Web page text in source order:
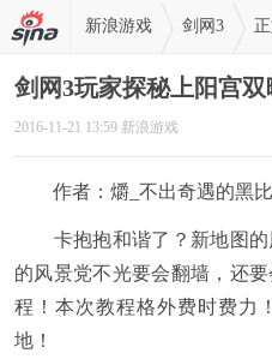
新浪游戏 剑网3
剑网3玩家探秘上阳宫双
2016-11-21 13:59 新浪游戏
作者：爝_不出奇遇的黑
卡抱抱和谐了？新地图的
的风景党不光要会翻墙，还
程！本次教程格外费时费力
地！